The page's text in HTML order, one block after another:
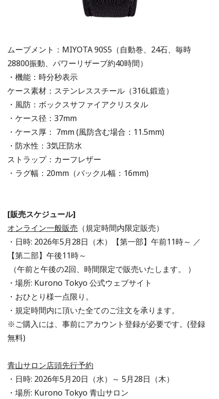
ムーブメント：MIYOTA 90S5（自動巻、24石、毎時
28800振動、パワーリザーブ約40時間）
・機能：時分秒表示
ケース素材：ステンレススチール（316L鍛造）
・風防：ボックスサファイアクリスタル
・ケース径：37mm
・ケース厚： 7mm (風防含む場合：11.5mm)
・防水性：3気圧防水
ストラップ：カーフレザー
・ラグ幅：20mm（バックル幅：16mm)
[販売スケジュール]
オンライン一般販売 （規定時間内限定販売）
・日時: 2026年5月28日（木）【第一部】午前11時～ ／
【第二部】午後11時～
（午前と午後の2回、時間限定で販売いたします。 ）
・場所: Kurono Tokyo 公式ウェブサイト
・おひとり様一点限り。
・規定時間内に頂いた全てのご注文を承ります。
※ご購入には、事前にアカウント登録が必要です。(登録
無料)
青山サロン店頭先行予約
・日時: 2026年5月20日（水）～ 5月28日（木）
・場所: Kurono Tokyo 青山サロン